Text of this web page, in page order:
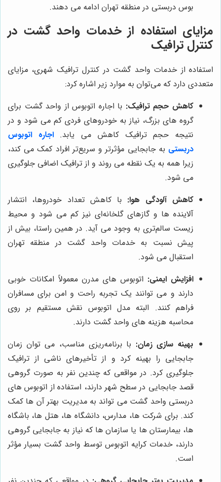
بوس دربستی در منطقه تهران ادامه می دهند.
مزایای استفاده از خدمات واحد گشت در
کنترل ترافیک
استفاده از خدمات واحد گشت در کنترل ترافیک شهری، مزایای
متعددی دارد که می‌توان به موارد زیر اشاره کرد:
کاهش حجم ترافیک: با اجاره اتوبوس از واحد گشت برای
گروه های بزرگ، نیاز به خودروهای فردی کم می شود و در
نتیجه حجم ترافیک کاهش می یابد.اجاره اتوبوس
دربستی به جابجایی مؤثرتر و سریع‌تر افراد کمک می کند،
زیرا همه به یک نقطه می روند و از ترافیک اضافی جلوگیری
می شود.
کاهش آلودگی هوا: با کاهش تعداد خودروها، انتشار
آلاینده ها و گازهای گلخانه‌ای نیز کم می شود و محیط
زیست سالم‌تری به وجود می آید. در همین راستا، بیش از
پیش نسبت به خدمات واحد گشت در منطقه تهران
استقبال می شود.
افزایش ایمنی: اتوبوس های مدرن معمولاً امکانات خوبی
دارند و می توانند یک تجربه راحت و امن برای مسافران
فراهم کنند. البته مدل اتوبوس نقش مستقیم بر روی
محاسبه هزینه های واحد گشت دارند.
بهینه سازی زمان: با برنامه‌ریزی مناسب، می توان زمان
جابجایی را بهینه کرد و از تأخیرهای ناشی از ترافیک
جلوگیری کرد. در مواقعی که چندین نفر به صورت گروهی
قصد جابجایی در سطح شهر دارند، استفاده از اتوبوس های
دربستی واحد گشت می تواند به مدیریت بهتر آن ها کمک
کند. برای شرکت ها، مدارس، دانشگاه ها، هتل ها، باشگاه
ها، بیمارستان ها یا سازمان ها که نیاز به جابجایی گروهی
دارند، خدمات کرایه اتوبوس توسط واحد گشت بسیار مؤثر
است.